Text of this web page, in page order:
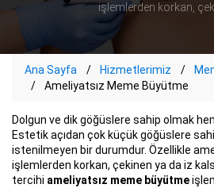
işlemlerden korkan,
Ana Sayfa Hizmetlerimiz
Ameliyatsız Meme Büyütme
Dolgun ve dik göğüslere sahip olmak
Estetik açıdan çok küçük göğüslere
istenilmeyen bir durumdur. Özellikle
işlemlerden korkan, çekinen ya da iz
tercihi ameliyatsız meme büyütme